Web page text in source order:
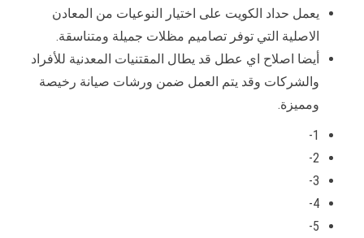
يعمل حداد الكويت على اختيار النوعيات من المعادن
الاصلية التي توفر تصاميم مظلات جميلة ومتناسقة.
أيضا اصلاح اي عطل قد يطال المقتنيات المعدنية للأفراد
والشركات وقد يتم العمل ضمن ورشات صيانة رخيصة
ومميزة.
1-
2-
3-
4-
5-